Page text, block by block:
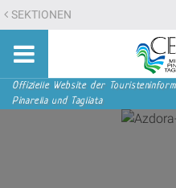
Direkt
zum
Inhalt
Direkt
zur
SEKTIONEN
Sito
Cervia,
Sektionen
Offizielle Website der
Pinarella und Tagliata
menu